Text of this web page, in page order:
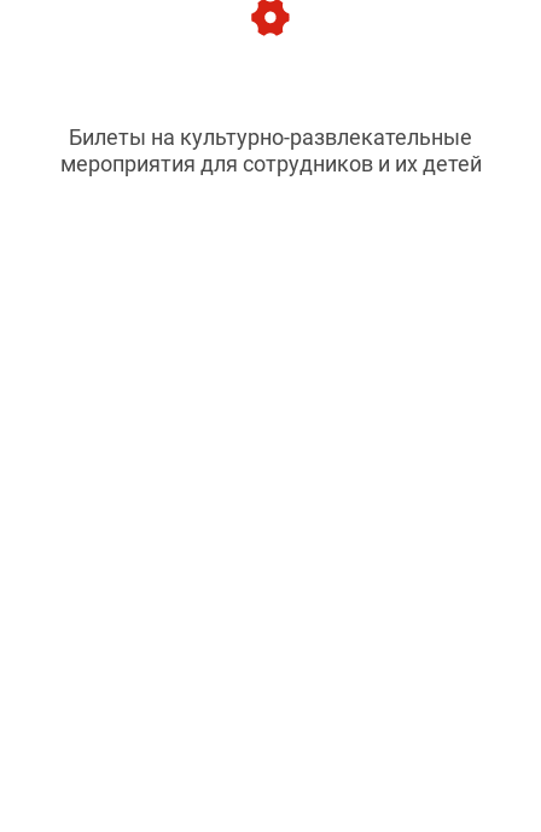
Билеты на культурно-развлекательные
мероприятия для сотрудников и их детей